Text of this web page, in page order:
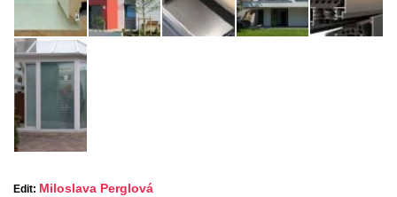
Edit: Miloslava Perglová